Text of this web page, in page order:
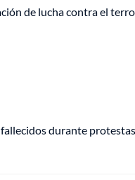
de lucha contra el
durante